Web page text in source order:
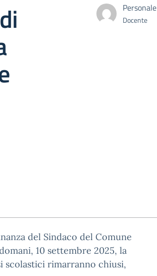
Docente
del Sindaco del Comune
10 settembre 2025, la
scolastici rimarranno chiusi,